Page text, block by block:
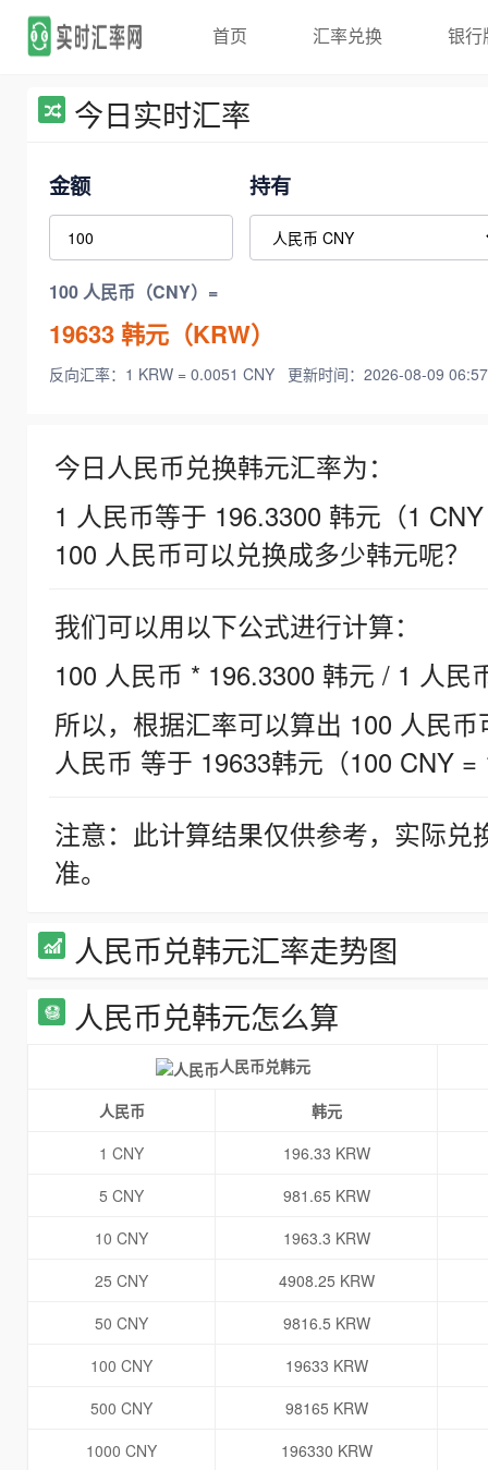
首页 汇率兑换 银行
今日实时汇率
金额 持有
100 人民币（CNY）=
19633韩元（KRW）
反向汇率：1 KRW = 0.0051 CNY 更新时间：2026-08-09
今日人民币兑换韩元汇率为：
1 人民币等于 196.3300 韩元（1
100 人民币可以兑换成多少韩元呢？
我们可以用以下公式进行计算：
100 人民币 * 196.3300 韩元 / 1 人民
所以，根据汇率可以算出 100 人民
人民币 等于 19633韩元（100 CNY =
注意：此计算结果仅供参考，实际
准。
人民币兑韩元汇率走势图
人民币兑韩元怎么算
人民币兑韩元
人民币
韩元
1 CNY
196.33 KRW
5 CNY
981.65 KRW
10 CNY
1963.3 KRW
25 CNY
4908.25 KRW
50 CNY
9816.5 KRW
100 CNY
19633 KRW
500 CNY
98165 KRW
1000 CNY
196330 KRW